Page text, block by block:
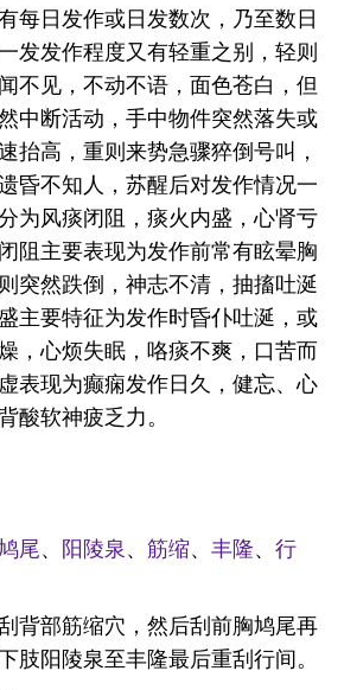
每日发作或日发数次，乃至数日
发发作程度又有轻重之别，轻则
不见，不动不语，面色苍白，但
中断活动，手中物件突然落失或
抬高，重则来势急骤猝倒号叫，
昏不知人，苏醒后对发作情况一
为风痰闭阻，痰火内盛，心肾亏
阻主要表现为发作前常有眩晕胸
突然跌倒，神志不清，抽搐吐涎
主要特征为发作时昏仆吐涎，或
，心烦失眠，咯痰不爽，口苦而
表现为癫痫发作日久，健忘、心
酸软神疲乏力。
尾、 阳陵泉、 筋缩、 丰隆、 行
背部筋缩穴，然后刮前胸鸠尾再
肢阳陵泉至丰隆最后重刮行间。